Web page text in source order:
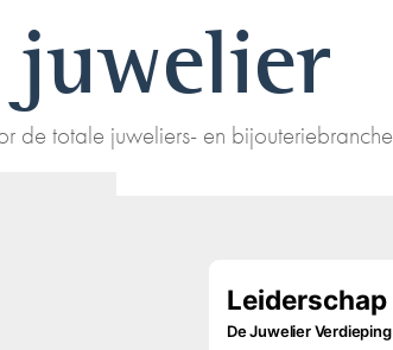
juwelier
de totale juweliers- en bijouteriebranche